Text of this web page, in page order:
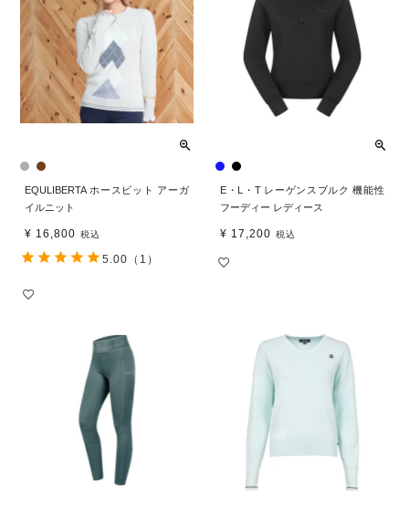
EQULIBERTA ホースビット アーガ
イルニット
¥ 16,800 税込
5.00 （1）
E・L・T レーゲンスブルク 機能性
フーディー レディース
¥ 17,200 税込